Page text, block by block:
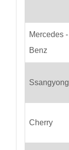
Mercedes -
Benz
Ssangyong
Cherry